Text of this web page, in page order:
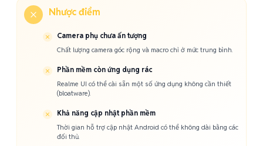
Nhược điểm
Camera phụ chưa ấn tượng
Chất lượng camera góc rộng và macro chỉ ở mức trung bình.
Phần mềm còn ứng dụng rác
Realme UI có thể cài sẵn một số ứng dụng không cần thiết
(bloatware).
Khả năng cập nhật phần mềm
Thời gian hỗ trợ cập nhật Android có thể không dài bằng các
đối thủ.